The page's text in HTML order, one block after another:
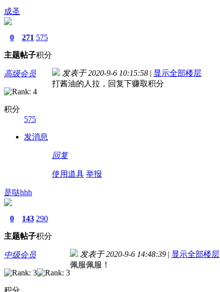
成圣
0
主题
271
帖子
575
积分
高级会员
积分
575
发消息
发表于 2020-9-6 10:15:58 | 显示全部楼层
打酱油的人拉，回复下赚取积分
回复
使用道具 举报
是哒hhh
0
主题
143
帖子
290
积分
中级会员
积分
发表于 2020-9-6 14:48:39 | 显示全部楼层
佩服佩服！